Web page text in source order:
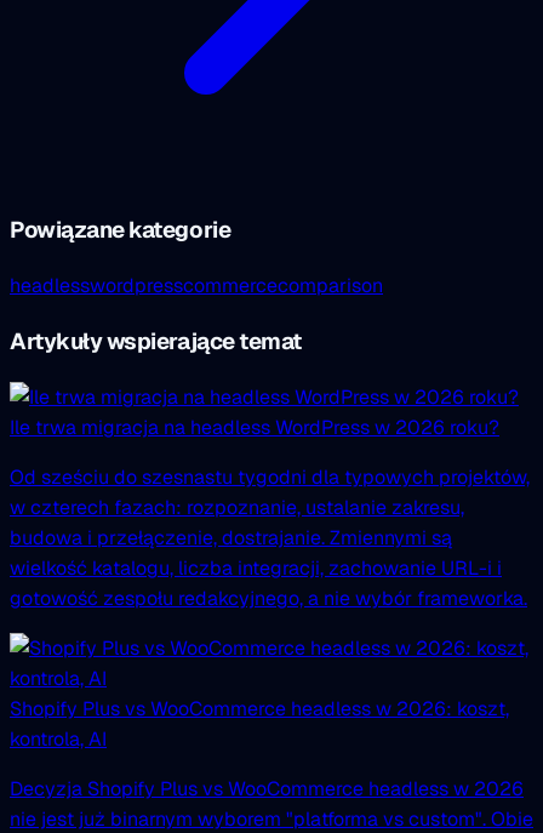
Powiązane kategorie
headlesswordpresscommercecomparison
Artykuły wspierające temat
Ile trwa migracja na headless WordPress w 2026 roku?
Od sześciu do szesnastu tygodni dla typowych projektów,
w czterech fazach: rozpoznanie, ustalanie zakresu,
budowa i przełączenie, dostrajanie. Zmiennymi są
wielkość katalogu, liczba integracji, zachowanie URL-i i
gotowość zespołu redakcyjnego, a nie wybór frameworka.
Shopify Plus vs WooCommerce headless w 2026: koszt,
kontrola, AI
Decyzja Shopify Plus vs WooCommerce headless w 2026
nie jest już binarnym wyborem "platforma vs custom". Obie